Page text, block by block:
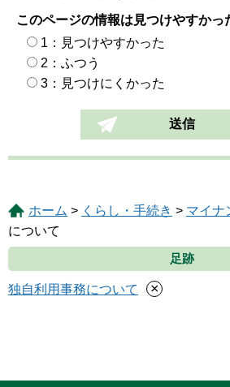
このページの情報は見つけやすかっ
1：見つけやすかった
2：ふつう
3：見つけにくかった
ホーム > くらし・手続き > マイナ
について
足跡
独自利用事務について ×